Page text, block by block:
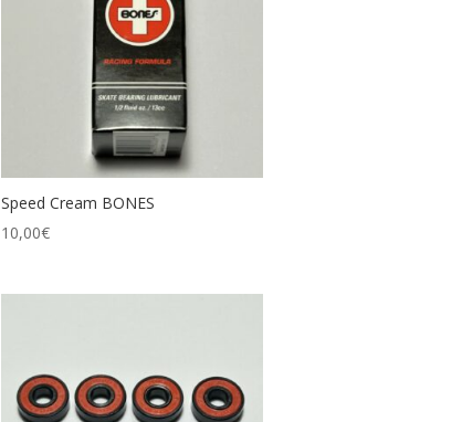
Speed Cream BONES
10,00€